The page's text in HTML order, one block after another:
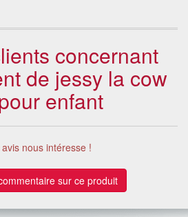
concernant
de jessy la cow
enfant
nous intéresse !
sur ce produit